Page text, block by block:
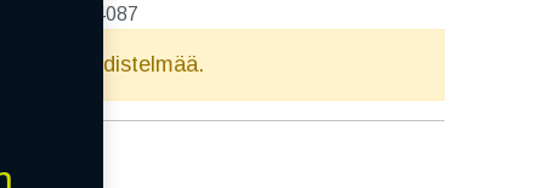
214087
yhdistelmää.